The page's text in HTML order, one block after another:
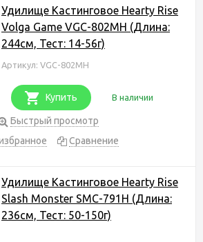
Удилище Кастинговое Hearty Rise
Volga Game VGC-802MH (Длина:
244см, Тест: 14-56г)
Артикул: VGC-802MH
Купить В наличии
Быстрый просмотр
Сравнение
Удилище Кастинговое Hearty Rise
Slash Monster SMC-791H (Длина:
236см, Тест: 50-150г)